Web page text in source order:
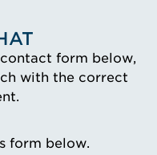
form below,
with the correct
form below.